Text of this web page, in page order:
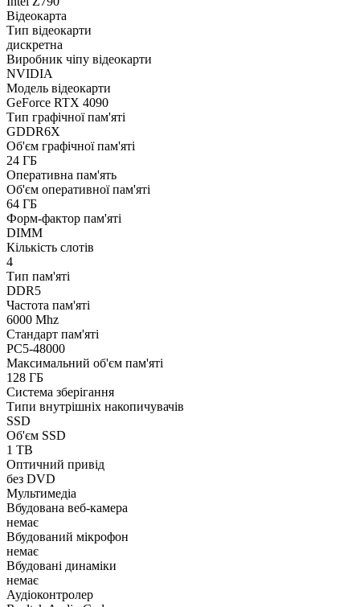
Відеокарта
Тип відеокарти
дискретна
Виробник чіпу відеокарти
NVIDIA
Модель відеокарти
GeForce RTX 4090
Тип графічної пам'яті
GDDR6X
Об'єм графічної пам'яті
24 ГБ
Оперативна пам'ять
Об'єм оперативної пам'яті
64 ГБ
Форм-фактор пам'яті
DIMM
Кількість слотів
4
Тип пам'яті
DDR5
Частота пам'яті
6000 Mhz
Стандарт пам'яті
PC5-48000
Максимальний об'єм пам'яті
128 ГБ
Система зберігання
Типи внутрішніх накопичувачів
SSD
Об'єм SSD
1 TB
Оптичний привід
без DVD
Мультимедіа
Вбудована веб-камера
немає
Вбудований мікрофон
немає
Вбудовані динаміки
немає
Аудіоконтролер